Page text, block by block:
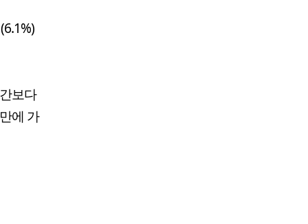
보다
에 가